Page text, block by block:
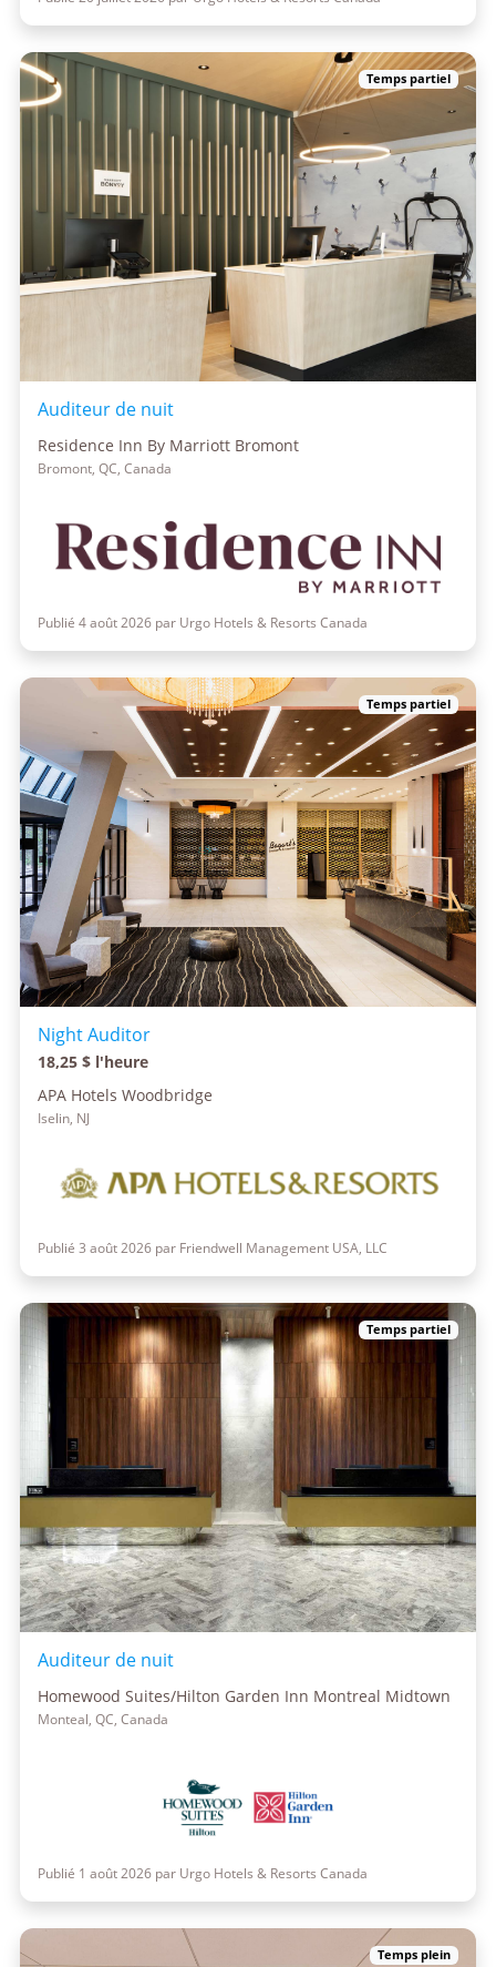
Temps partiel
Auditeur de nuit
Residence Inn By Marriott Bromont
Bromont, QC, Canada
Publié 4 août 2026 par Urgo Hotels & Resorts Canada
Temps partiel
Night Auditor
18,25 $ l'heure
APA Hotels Woodbridge
Iselin, NJ
Publié 3 août 2026 par Friendwell Management USA, LLC
Temps partiel
Auditeur de nuit
Homewood Suites/Hilton Garden Inn Montreal Midtown
Monteal, QC, Canada
Publié 1 août 2026 par Urgo Hotels & Resorts Canada
Temps plein